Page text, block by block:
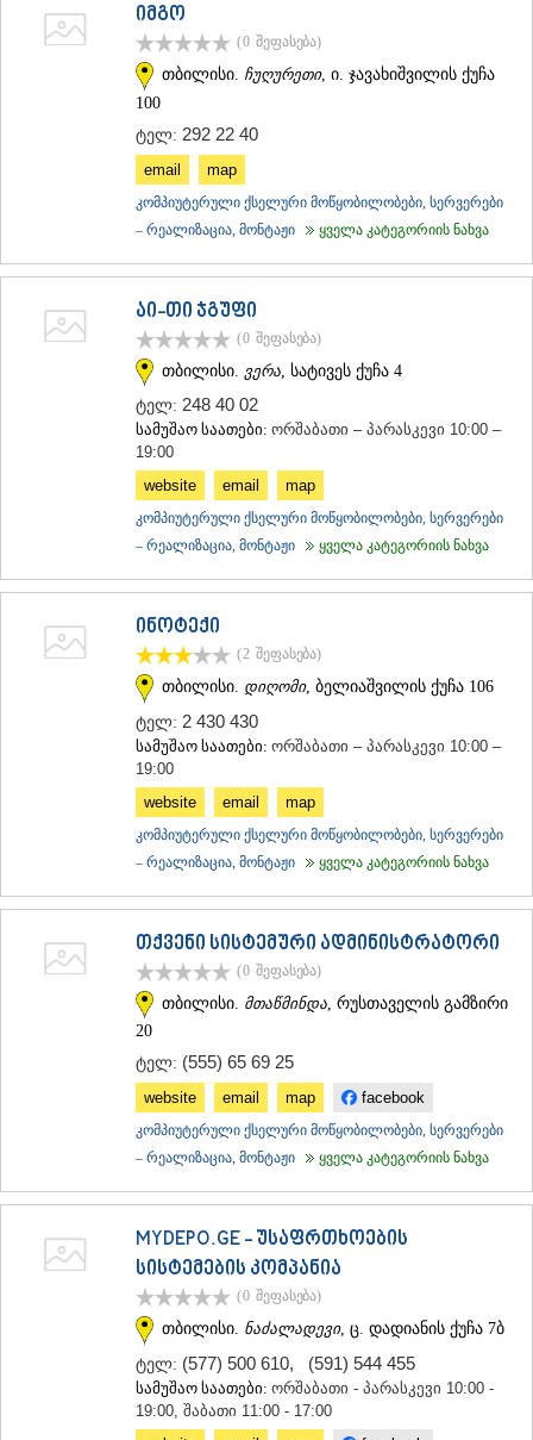
იმგო
(0 შეფასება)
თბილისი. ჩუღურეთი, ი. ჯავახიშვილის ქუჩა
100
ტელ: 292 22 40
email map
კომპიუტერული ქსელური მოწყობილობები, სერვერები
– რეალიზაცია, მონტაჟი
ყველა კატეგორიის ნახვა
აი-თი ჯგუფი
(0 შეფასება)
თბილისი. ვერა , სატივეს ქუჩა 4
ტელ: 248 40 02
სამუშაო საათები: ორშაბათი – პარასკევი 10:00 –
19:00
website
email map
კომპიუტერული ქსელური მოწყობილობები, სერვერები
– რეალიზაცია, მონტაჟი
ყველა კატეგორიის ნახვა
ინოტექი
(2 შეფასება)
თბილისი. დიღომი, ბელიაშვილის ქუჩა 106
ტელ: 2 430 430
სამუშაო საათები: ორშაბათი – პარასკევი 10:00 –
19:00
website
email map
კომპიუტერული ქსელური მოწყობილობები, სერვერები
– რეალიზაცია, მონტაჟი
ყველა კატეგორიის ნახვა
თქვენი სისტემური ადმინისტრატორი
(0 შეფასება)
თბილისი. მთაწმინდა , რუსთაველის გამზირი
20
ტელ: (555) 65 69 25
website email map facebook
კომპიუტერული ქსელური მოწყობილობები, სერვერები
– რეალიზაცია, მონტაჟი
ყველა კატეგორიის ნახვა
MYDEPO.GE - უსაფრთხოების
სისტემების კომპანია
(0 შეფასება)
თბილისი. ნაძალადევი, ც. დადიანის ქუჩა 7ბ
ტელ: (577) 500 610, (591) 544 455
სამუშაო საათები: ორშაბათი - პარასკევი 10:00 -
19:00, შაბათი 11:00 - 17:00